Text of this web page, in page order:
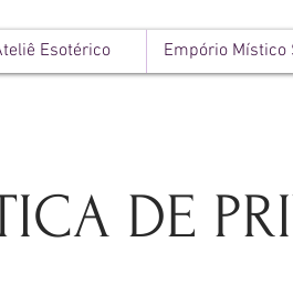
Esotérico Empório Místico
DE